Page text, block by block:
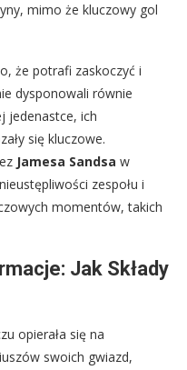
mimo że kluczowy gol
że potrafi zaskoczyć i
dysponowali równie
jedenastce, ich
się kluczowe.
Jamesa Sandsa w
zespołu i
momentów, takich
Jak Składy
opierała się na
swoich gwiazd,